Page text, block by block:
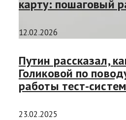
карту: пошаговый
12.02.2026
Путин рассказал,
Голиковой по
работы тест-систем
23.02.2025